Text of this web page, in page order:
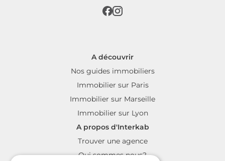
A découvrir
Nos guides immobiliers
Immobilier sur Paris
Immobilier sur Marseille
Immobilier sur Lyon
A propos d'Interkab
Trouver une agence
Qui sommes nous?